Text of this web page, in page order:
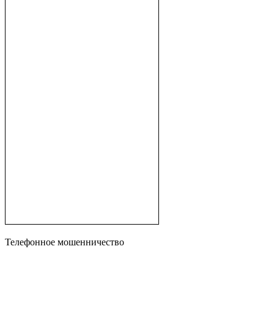
Телефонное мошенничество